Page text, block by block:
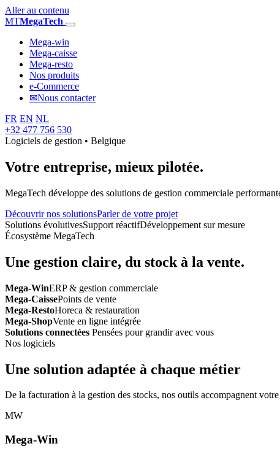
Aller au contenu
MTMegaTech
Mega-win
Mega-caisse
Mega-resto
Nos produits
e-Commerce
✉Nous contacter
FR EN NL
+32 477 756 530
Logiciels de gestion • Belgique
Votre entreprise, mieux pilotée.
MegaTech développe des solutions de gestion commerciale
Découvrir nos solutionsParler de votre projet
Solutions évolutivesSupport réactifDéveloppement sur mesure
Écosystème MegaTech
Une gestion claire, du stock à la vente.
Mega-WinERP & gestion commerciale
Mega-CaissePoints de vente
Mega-RestoHoreca & restauration
Mega-ShopVente en ligne intégrée
Solutions connectées Pensées pour grandir avec vous
Nos logiciels
Une solution adaptée à chaque métier
De la facturation à la gestion des stocks, nos outils accompagnent
MW
Mega-Win